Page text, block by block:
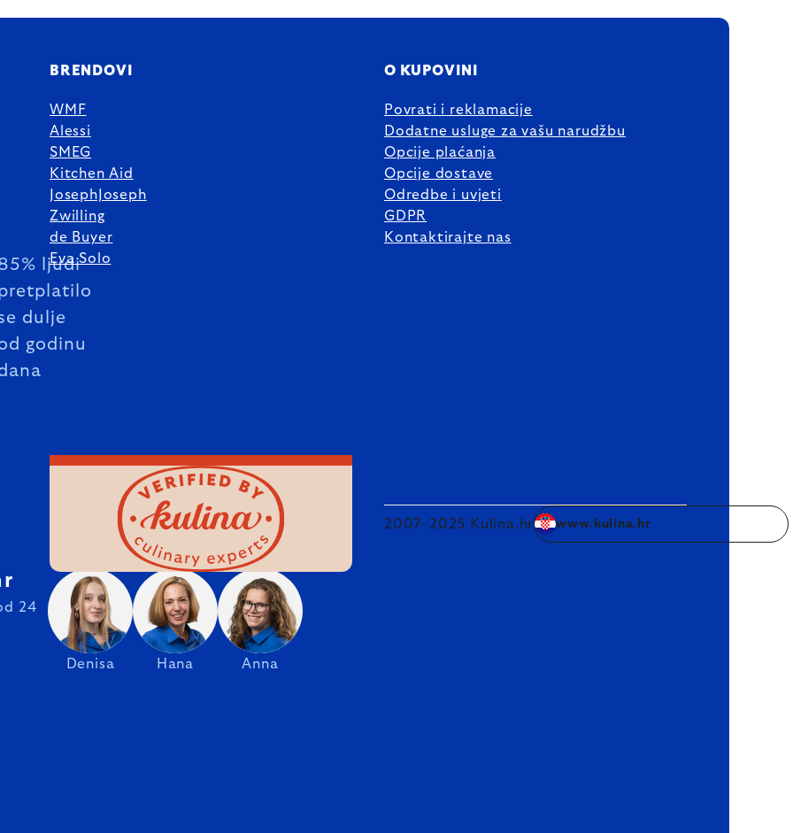
ljudi
dulje
godinu
BRENDOVI
WMF
Alessi
SMEG
Kitchen Aid
JosephJoseph
Zwilling
de Buyer
Eva Solo
O KUPOVINI
Povrati i reklamacije
Dodatne usluge za vašu narudžbu
Opcije plaćanja
Opcije dostave
Odredbe i uvjeti
GDPR
Kontaktirajte nas
Denisa Hana Anna
24
2007–2025 Kulina.hr www.kulina.hr